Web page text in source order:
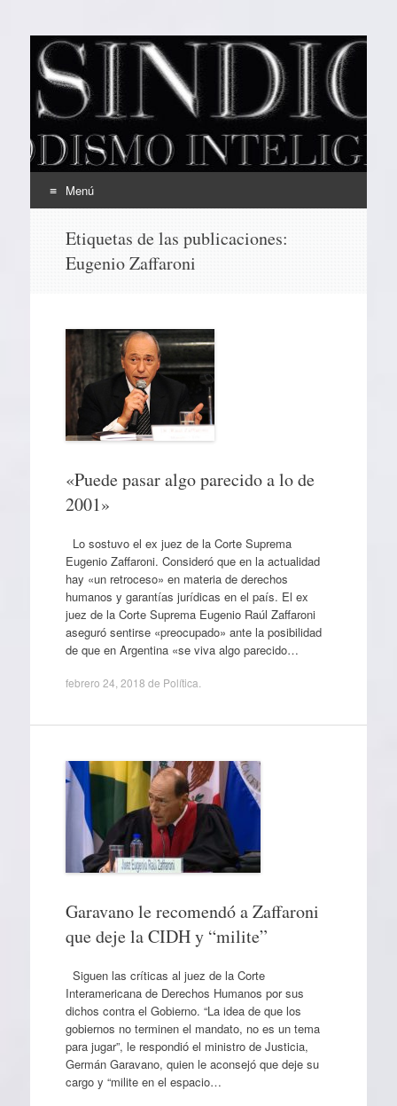
EL SINDICAL
Periodismo Inteligente
Menú
contenido
Etiquetas de las publicaciones:
Eugenio Zaffaroni
«Puede pasar algo parecido a lo de
2001»
Lo sostuvo el ex juez de la Corte Suprema
Eugenio Zaffaroni. Consideró que en la actualidad
hay «un retroceso» en materia de derechos
humanos y garantías jurídicas en el país. El ex
juez de la Corte Suprema Eugenio Raúl Zaffaroni
aseguró sentirse «preocupado» ante la posibilidad
de que en Argentina «se viva algo parecido…
febrero 24, 2018 de Política
Garavano le recomendó a Zaffaroni
que deje la CIDH y “milite”
Siguen las críticas al juez de la Corte
Interamericana de Derechos Humanos por sus
dichos contra el Gobierno. “La idea de que los
gobiernos no terminen el mandato, no es un tema
para jugar”, le respondió el ministro de Justicia,
Germán Garavano, quien le aconsejó que deje su
cargo y “milite en el espacio…